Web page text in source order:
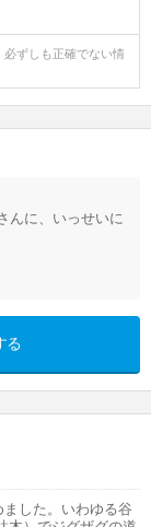
ずしも正確でない情
んに、いっせいに
る
した。いわゆる谷